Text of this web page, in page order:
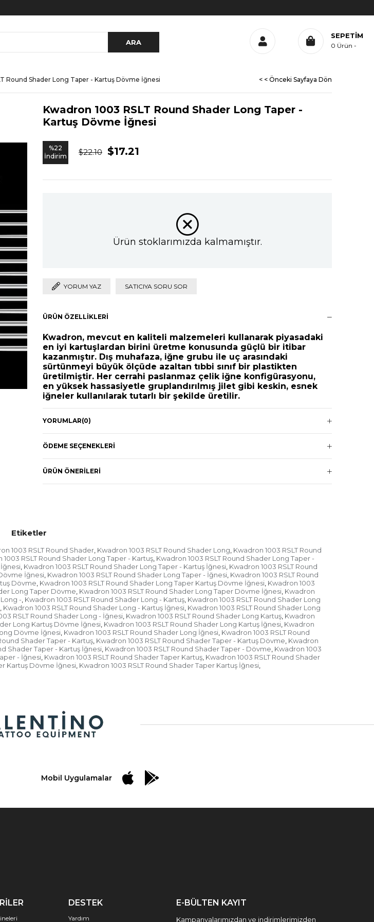
SEPETIM
0 Ürün
Round Shader Long Taper - Kartuş Dövme İğnesi < < Önceki Sayfaya Dön
Kwadron 1003 RSLT Round Shader Long Taper -
Kartuş Dövme İğnesi
%22
İndirim
$22.10 $17.21
Ürün stoklarımızda kalmamıştır.
YORUM YAZ SATICIYA SORU SOR
ÜRÜN ÖZELLIKLERI
Kwadron, mevcut en kaliteli malzemeleri kullanarak piyasadaki
en iyi kartuşlardan birini üretme konusunda güçlü bir itibar
kazanmıştır. Dış muhafaza, iğne grubu ile uç arasındaki
sürtünmeyi büyük ölçüde azaltan tıbbi sınıf bir plastikten
üretilmiştir. Her cerrahi paslanmaz çelik iğne konfigürasyonu,
en yüksek hassasiyetle gruplandırılmış jilet gibi keskin, esnek
iğneler kullanılarak tutarlı bir şekilde üretilir.
Bu yeni kartuşlar ayrıca optimum performans sağlayan tam bir
membran stabilizasyon sistemi ile tasarlanmıştır. Ayrıca,
mürekkebin geri akışına karşı yeterli koruma sağlayan
membran tarzı bir sistem içerirler.
Özellikler:
İğne sabitleme sistemi
Tıbbi sınıf plastik
Olağanüstü mürekkep akışı
cerrahi paslanmaz çelik
EO Gazı Sterilize Edildi
Kutu Başına 20 Kartuş
YORUMLAR(0)
ÖDEME SEÇENEKLERI
ÜRÜN ÖNERILERI
Etiketler
1003 RSLT Round Shader, Kwadron 1003 RSLT Round Shader Long Kwadron 1003 RSLT Round
1003 RSLT Round Shader Long Taper - Kartuş, Kwadron 1003 RSLT Round Shader Long Taper -
, Kwadron 1003 RSLT Round Shader Long Taper - Kartuş İğnesi, Kwadron 1003 RSLT Round
İğnesi, Kwadron 1003 RSLT Round Shader Long Taper - İğnesi, Kwadron 1003 RSLT Round
Dövme Kwadron 1003 RSLT Round Shader Long Taper Kartuş Dövme İğnesi, Kwadron 1003
Long Taper Dövme Kwadron 1003 RSLT Round Shader Long Taper Dövme İğnesi Kwadron
- Kwadron 1003 RSLT Round Shader Long - Kartuş, Kwadron 1003 RSLT Round Shader Long
Kwadron 1003 RSLT Round Shader Long - Kartuş İğnesi Kwadron 1003 RSLT Round Shader Long
RSLT Round Shader Long - İğnesi, Kwadron 1003 RSLT Round Shader Long Kartuş, Kwadron
Long Kartuş Dövme İğnesi Kwadron 1003 RSLT Round Shader Long Kartuş İğnesi Kwadron
Dövme İğnesi, Kwadron 1003 RSLT Round Shader Long İğnesi, Kwadron 1003 RSLT Round
Shader Taper - Kartuş Kwadron 1003 RSLT Round Shader Taper - Kartuş Dövme Kwadron
Shader Taper - Kartuş İğnesi Kwadron 1003 RSLT Round Shader Taper - Dövme Kwadron 1003
- İğnesi Kwadron 1003 RSLT Round Shader Taper Kartuş Kwadron 1003 RSLT Round Shader
Kartuş Dövme İğnesi, Kwadron 1003 RSLT Round Shader Taper Kartuş İğnesi,
Mobil Uygulamalar
DESTEK
Yardım
E-BÜLTEN KAYIT
Kampanyalarımızdan ve indirimlerimizden